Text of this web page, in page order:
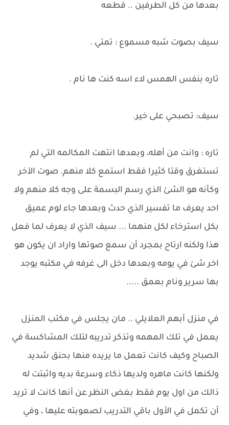
بعدها من كل الطرفين .. قطعه
سيف بصوت شبه مسموع : تمتي .
تاره بنفس الهمس لاء اسه كنت ها نام .
سيف: تصبحي على خير.
تاره : وانت من أهله، وبعدها انتهت المكالمه التي لم
تستغرق وقتا كثيرا فقط استمع كلا منهم. صوت الآخر
وكأنه هو الشئ الذي رسم البسمة على وجه كلا منهم ولا
احد يعرف ما تفسير الذي حدث وبعدها جاء لوم عميق
بكل استرخاء لكل منهما ... سيف الذي لا يعرف لما فعل
هذا ولكنه ارتاح بمجرد أن سمع صوتها واراد ان يكون هو
اخر شئ في يومه وبعدها دخل الى غرفه في مكتبه يوجد
بها سرير ونام بعمق .....
في منزل أبهم العلايلي .. مان يجلس في مكتب المنزل
يعمل في تلك المهمه وتذكر تدريبه لتلك المشاكسة في
الصباح وكيف كانت تعمل ما يريده منها بحنق شديد
ولكنها كانت ماهره ولديها ذكاء وسرعة بديه واثبتت له
ذالك من اول يوم فقط بغض النظر عن أنها كانت لا تريد
أن تكمل في الأول باقي التدريب لصعوبته عليها ، وفي